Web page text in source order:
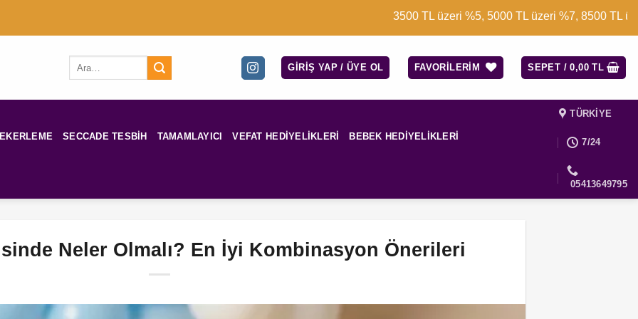
3500 TL üzeri %5, 5000 TL üzeri %7, 8500 TL üzeri %10
GIRIŞ YAP / ÜYE OL FAVORILERIM SEPET /0,00TL
SECCADE TESBIH TAMAMLAYICI VEFAT HEDIYELIKLERI BEBEK HEDIYELIKLERI
TÜRKIYE
7/24
05413649795
Neler Olmalı? En İyi Kombinasyon Önerileri